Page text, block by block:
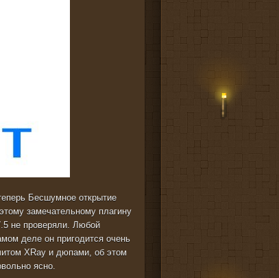
Бесшумное открытие
замечательному плагину
не проверяли. Любой
деле он пригодится очень
XRay и дюпами, об этом
ясно.